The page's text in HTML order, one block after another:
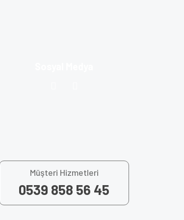
Müşteri Hizmetleri
0539 858 56 45